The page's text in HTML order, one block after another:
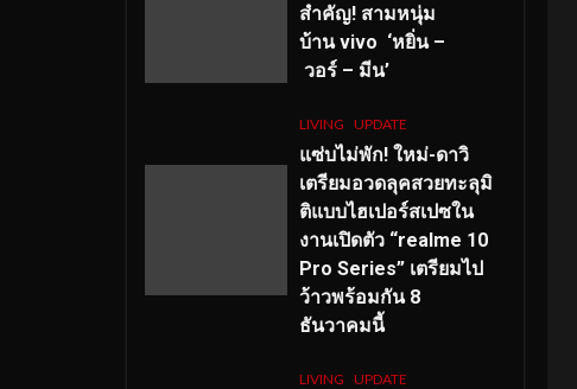
สำคัญ! สามหนุ่ม
บ้าน vivo ‘หยิ่น –
วอร์ – มีน’
LIVING UPDATE
แซ่บไม่พัก! ใหม่-ดาวิ
เตรียมอวดลุคสวยทะลุมิ
ติแบบไฮเปอร์สเปซใน
งานเปิดตัว “realme 10
Pro Series” เตรียมไป
ว้าวพร้อมกัน 8
ธันวาคมนี้
LIVING UPDATE